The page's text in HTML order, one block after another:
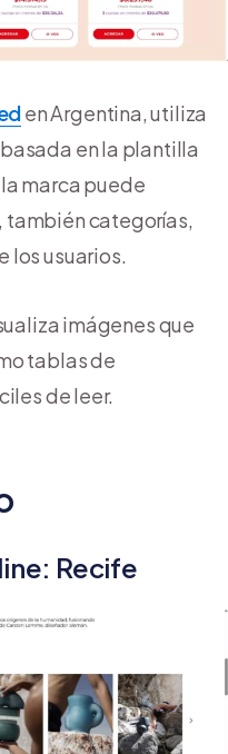
en Argentina, utiliza
en la plantilla
marca puede
también categorías,
los usuarios.
imágenes que
tablas de
de leer.
Recife